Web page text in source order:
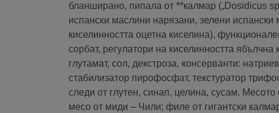
бланширано, пипала от **калмар („Dosidicus
испански маслини нарязани, зелени испански
киселинността оцетна киселина),
сорбат, регулатори на киселинността
глутамат, сол, декстроза, консерванти:
стабилизатор пирофосфат, текстуратор
следи от глутен, синап, целина, сусам.
месо от миди – Чили; филе от гигантски